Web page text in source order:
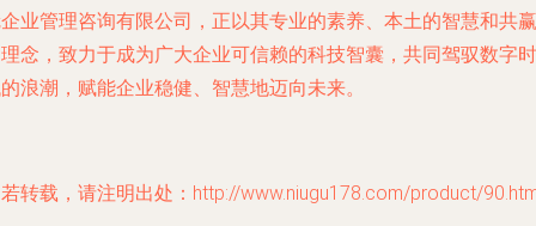
业管理咨询有限公司，正以其专业的素养、本土的智慧和共赢
念，致力于成为广大企业可信赖的科技智囊，共同驾驭数字时
浪潮，赋能企业稳健、智慧地迈向未来。
转载，请注明出处：http://www.niugu178.com/product/